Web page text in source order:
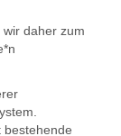
daher zum
bestehende